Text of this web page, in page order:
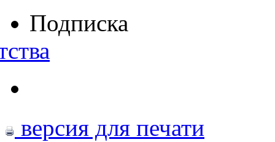
Подписка
версия для печати